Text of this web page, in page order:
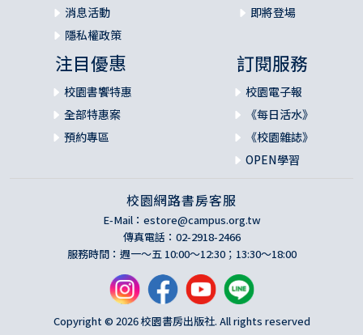
消息活動
隱私權政策
即將登場
注目優惠
校園書饗特惠
全部特惠案
預約專區
訂閱服務
校園電子報
《每日活水》
《校園雜誌》
OPEN學習
校園網路書房客服
E-Mail： estore@campus.org.tw
傳真電話：02-2918-2466
服務時間：週一～五 10:00～12:30；13:30～18:00
Copyright © 2026 校園書房出版社. All rights reserved